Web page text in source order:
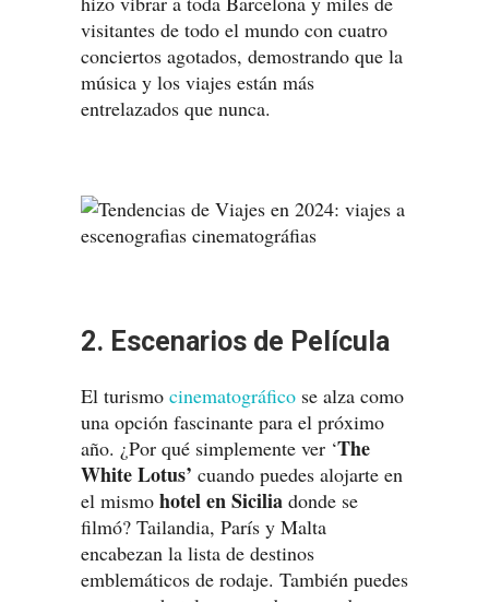
visitantes de todo el mundo con cuatro
conciertos agotados, demostrando que la
música y los viajes están más
entrelazados que nunca.
2. Escenarios de Película
El turismo cinematográfico se alza como
una opción fascinante para el próximo
año. ¿Por qué simplemente ver ‘The
White Lotus’ cuando puedes alojarte en
el mismo hotel en Sicilia donde se
filmó? Tailandia, París y Malta
encabezan la lista de destinos
emblemáticos de rodaje. También puedes